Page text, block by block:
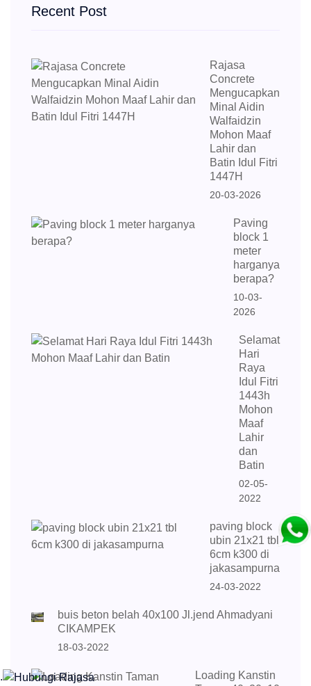
Recent Post
Rajasa
Concrete
Mengucapkan
Minal Aidin
Walfaidzin
Mohon Maaf
Lahir dan
Batin Idul Fitri
1447H
20-03-2026
Paving
block 1
meter
harganya
berapa?
10-03-
2026
Selamat
Hari
Raya
Idul Fitri
1443h
Mohon
Maaf
Lahir
dan
Batin
02-05-
2022
paving block
ubin 21x21 tbl
6cm k300 di
jakasampurna
24-03-2022
buis beton belah 40x100 Jl.jend Ahmadyani
CIKAMPEK
18-03-2022
Loading Kanstin
.